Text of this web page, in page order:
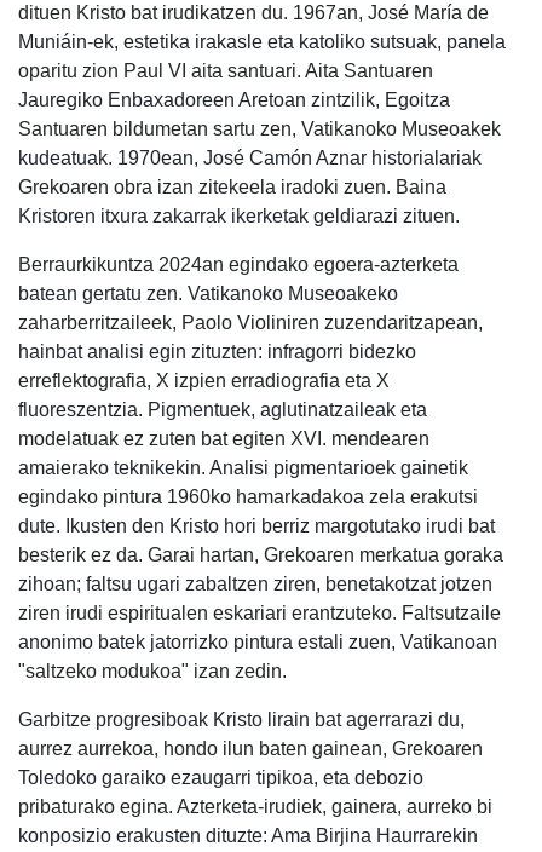
dituen Kristo bat irudikatzen du. 1967an, José María de
Muniáin-ek, estetika irakasle eta katoliko sutsuak, panela
oparitu zion Paul VI aita santuari. Aita Santuaren
Jauregiko Enbaxadoreen Aretoan zintzilik, Egoitza
Santuaren bildumetan sartu zen, Vatikanoko Museoakek
kudeatuak. 1970ean, José Camón Aznar historialariak
Grekoaren obra izan zitekeela iradoki zuen. Baina
Kristoren itxura zakarrak ikerketak geldiarazi zituen.
Berraurkikuntza 2024an egindako egoera-azterketa
batean gertatu zen. Vatikanoko Museoakeko
zaharberritzaileek, Paolo Violiniren zuzendaritzapean,
hainbat analisi egin zituzten: infragorri bidezko
erreflektografia, X izpien erradiografia eta X
fluoreszentzia. Pigmentuek, aglutinatzaileak eta
modelatuak ez zuten bat egiten XVI. mendearen
amaierako teknikekin. Analisi pigmentarioek gainetik
egindako pintura 1960ko hamarkadakoa zela erakutsi
dute. Ikusten den Kristo hori berriz margotutako irudi bat
besterik ez da. Garai hartan, Grekoaren merkatua goraka
zihoan; faltsu ugari zabaltzen ziren, benetakotzat jotzen
ziren irudi espiritualen eskariari erantzuteko. Faltsutzaile
anonimo batek jatorrizko pintura estali zuen, Vatikanoan
"saltzeko modukoa" izan zedin.
Garbitze progresiboak Kristo lirain bat agerrarazi du,
aurrez aurrekoa, hondo ilun baten gainean, Grekoaren
Toledoko garaiko ezaugarri tipikoa, eta debozio
pribaturako egina. Azterketa-irudiek, gainera, aurreko bi
konposizio erakusten dituzte: Ama Birjina Haurrarekin